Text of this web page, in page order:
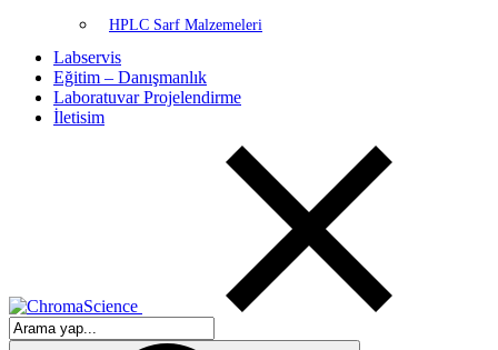
HPLC Sarf Malzemeleri
Labservis
Eğitim – Danışmanlık
Laboratuvar Projelendirme
İletisim